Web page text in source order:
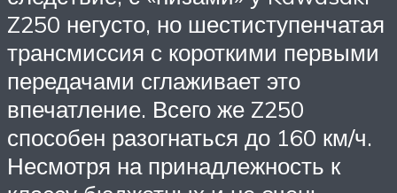
Z250 негусто, но шестиступенчатая
трансмиссия с короткими первыми
передачами сглаживает это
впечатление. Всего же Z250
способен разогнаться до 160 км/ч.
Несмотря на принадлежность к